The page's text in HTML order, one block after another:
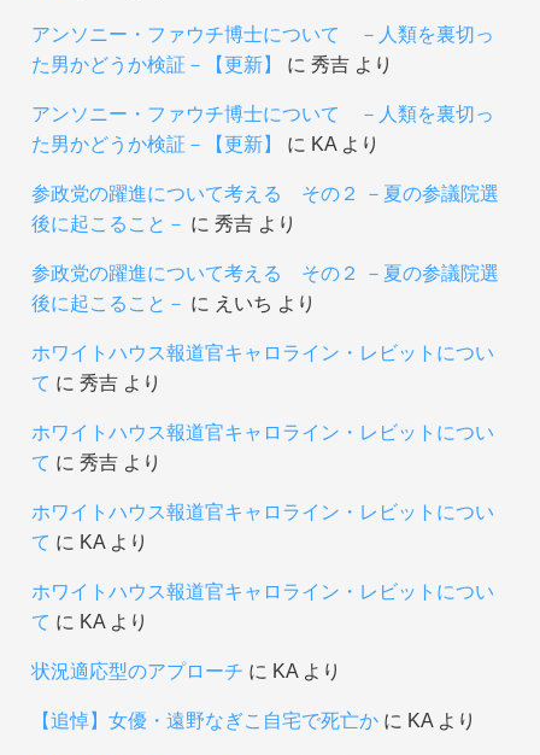
アンソニー・ファウチ博士について －人類を裏切っ
た男かどうか検証－【更新】
に 秀吉より
アンソニー・ファウチ博士について －人類を裏切っ
た男かどうか検証－【更新】
に KAより
参政党の躍進について考える その２ －夏の参議院選
後に起こること－ に 秀吉より
参政党の躍進について考える その２ －夏の参議院選
後に起こること－ に えいち より
ホワイトハウス報道官キャロライン・レビットについ
て に 秀吉より
ホワイトハウス報道官キャロライン・レビットについ
て に 秀吉より
ホワイトハウス報道官キャロライン・レビットについ
て に KAより
ホワイトハウス報道官キャロライン・レビットについ
て に KAより
状況適応型のアプローチ に KAより
【追悼】女優・遠野なぎこ自宅で死亡かに KAより